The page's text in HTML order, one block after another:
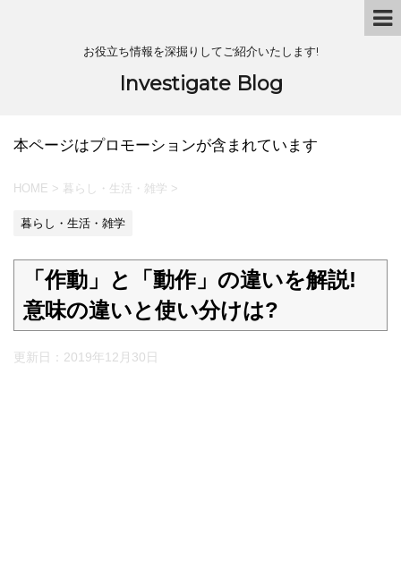
お役立ち情報を深掘りしてご紹介いたします!
Investigate Blog
本ページはプロモーションが含まれています
HOME > 暮らし・生活・雑学 >
暮らし・生活・雑学
「作動」と「動作」の違いを解説!
意味の違いと使い分けは?
更新日： 2019年12月30日